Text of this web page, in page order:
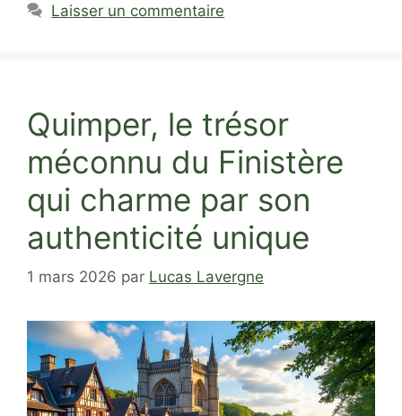
Laisser un commentaire
Quimper, le trésor
méconnu du Finistère
qui charme par son
authenticité unique
1 mars 2026 par Lucas Lavergne